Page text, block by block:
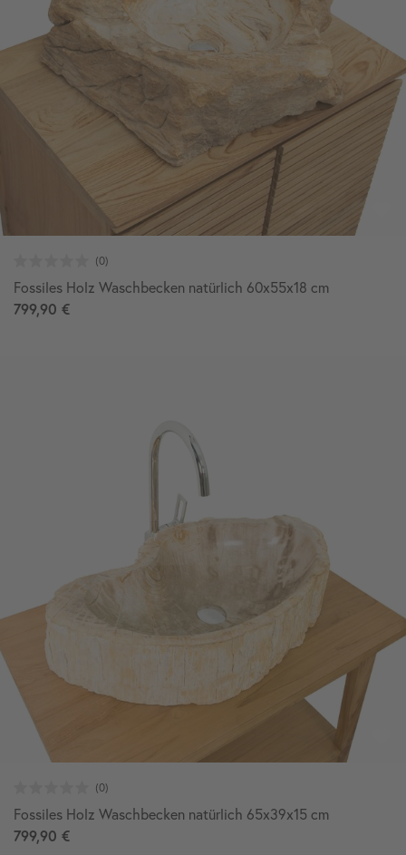
Fossiles Holz Waschbecken natürlich 60x55x18 cm
799,90 €
Fossiles Holz Waschbecken natürlich 65x39x15 cm
799,90 €